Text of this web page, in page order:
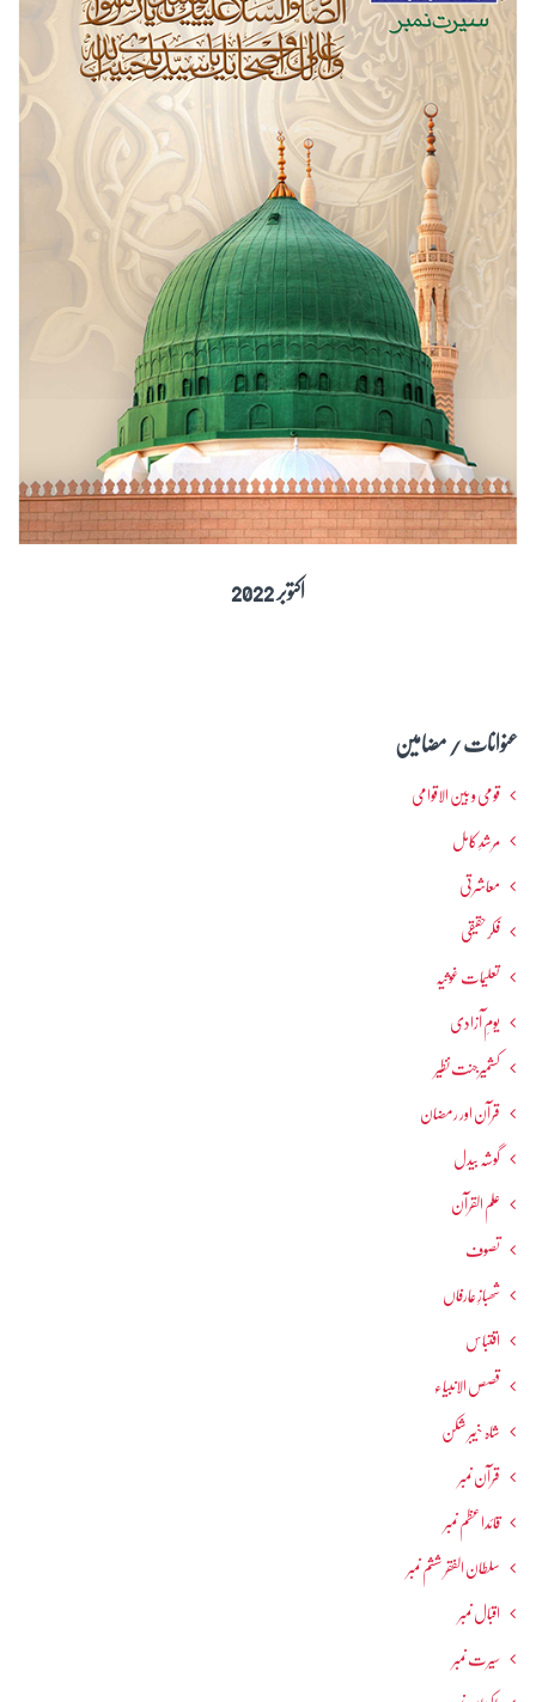
اکتوبر 2022
عنوانات / مضامین
قومی و بین الاقوامی
مرشدِ کامل
معاشرتی
فکرحقیقی
تعلیمات غوثیہ
یومِ آزادی
کشمیرجنت نظیر
قرآن اور رمضان
گوشہ بیدل
علم القرآن
تصوف
شھبازِ عارفاں
اقتباس
قصص الانبیاء
شاہ خیبر شکن
قرآن نمبر
قائداعظم نمبر
سلطان الفقر ششم نمبر
اقبال نمبر
سیرت نمبر